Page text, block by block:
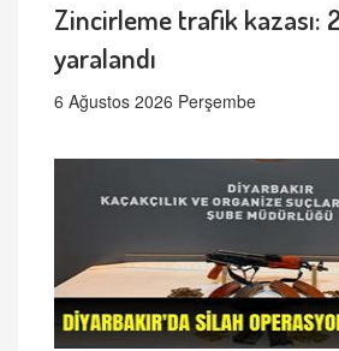
Zincirleme trafik kazası:
yaralandı
6 Ağustos 2026 Perşembe